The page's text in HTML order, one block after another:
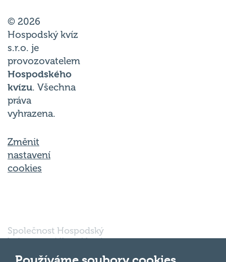
© 2026
Hospodský kvíz
s.r.o. je
provozovatelem
Hospodského
kvízu. Všechna
práva
vyhrazena.
Změnit
nastavení
cookies
Společnost Hospodský
kvíz s.r.o., sídlem Nové